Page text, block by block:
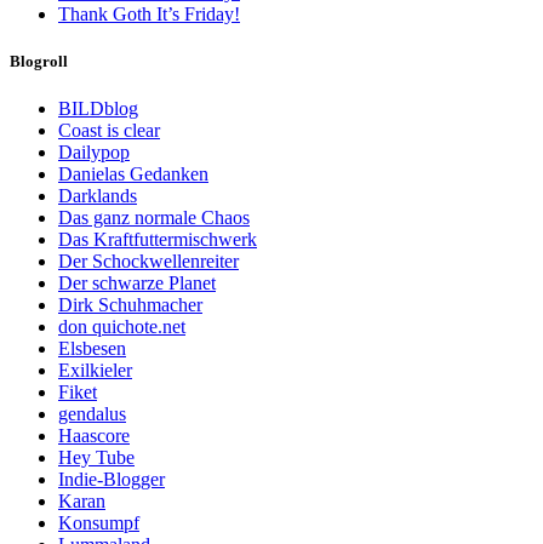
Thank Goth It’s Friday!
Blogroll
BILDblog
Coast is clear
Dailypop
Danielas Gedanken
Darklands
Das ganz normale Chaos
Das Kraftfuttermischwerk
Der Schockwellenreiter
Der schwarze Planet
Dirk Schuhmacher
don quichote.net
Elsbesen
Exilkieler
Fiket
gendalus
Haascore
Hey Tube
Indie-Blogger
Karan
Konsumpf